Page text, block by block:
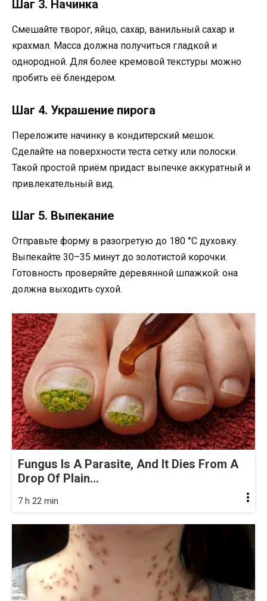
Шаг 3. Начинка
Смешайте творог, яйцо, сахар, ванильный сахар и
крахмал. Масса должна получиться гладкой и
однородной. Для более кремовой текстуры можно
пробить её блендером.
Шаг 4. Украшение пирога
Переложите начинку в кондитерский мешок.
Сделайте на поверхности теста сетку или полоски.
Такой простой приём придаст выпечке аккуратный и
привлекательный вид.
Шаг 5. Выпекание
Отправьте форму в разогретую до 180 °C духовку.
Выпекайте 30–35 минут до золотистой корочки.
Готовность проверяйте деревянной шпажкой: она
должна выходить сухой.
Fungus Is A Parasite, And It Dies From A
Drop Of Plain...
7 h 22 min